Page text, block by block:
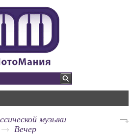
музыки
Вечер